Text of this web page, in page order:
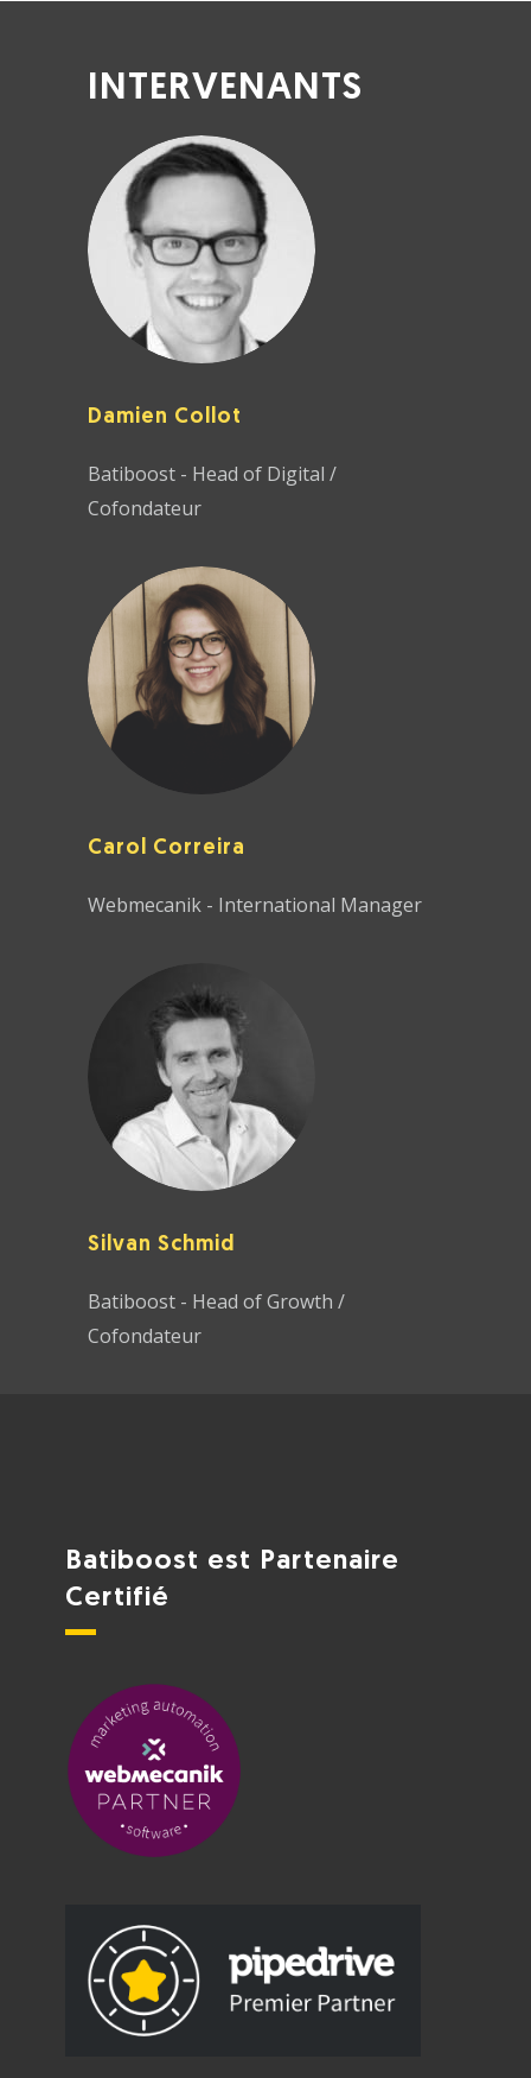
INTERVENANTS
Damien Collot
Batiboost - Head of Digital /
Cofondateur
Carol Correira
Webmecanik - International Manager
Silvan Schmid
Batiboost - Head of Growth /
Cofondateur
Batiboost est Partenaire
Certifié